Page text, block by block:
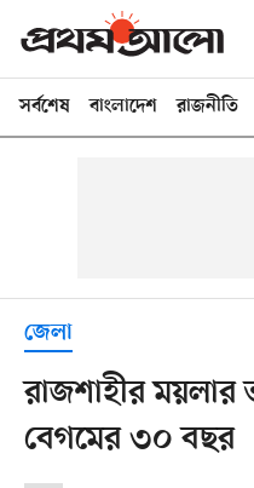
সর্বশেষ বাংলাদেশ রাজনীতি
জেলা
রাজশাহীর
বেগমের ৩০ বছর